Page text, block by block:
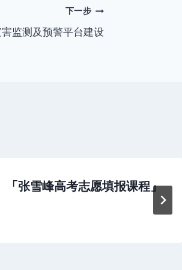
下一步
监测及预警平台建设
「张雪峰高考志愿填报课程」